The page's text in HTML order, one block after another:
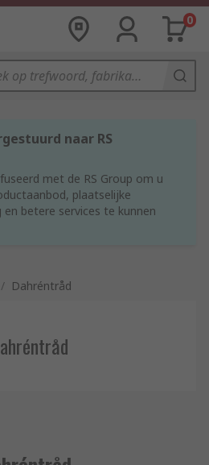
0
naar RS
met de RS Group om u
plaatselijke
en betere services te kunnen
/ Dahréntråd